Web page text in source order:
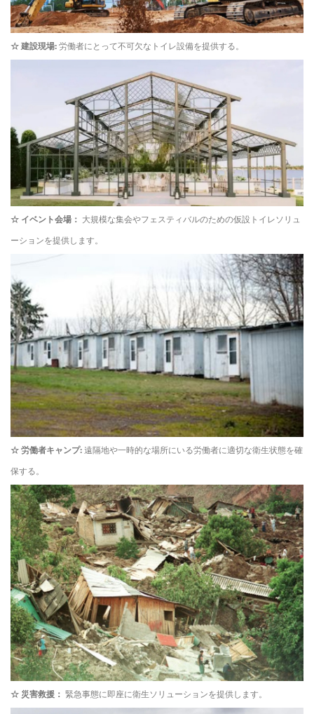
☆建設現場:労働者にとって不可欠なトイレ設備を提供する。
☆ イベント会場： 大規模な集会やフェスティバルのための仮設トイレソリュ
ーションを提供します。
☆労働者キャンプ:遠隔地や一時的な場所にいる労働者に適切な衛生状態を確
保する。
☆ 災害救援： 緊急事態に即座に衛生ソリューションを提供します。